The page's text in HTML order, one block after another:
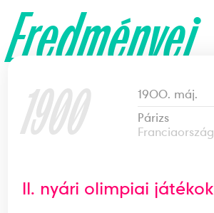
Eredményei
1900
1900. máj.
Párizs
Franciaország
II. nyári olimpiai játékok